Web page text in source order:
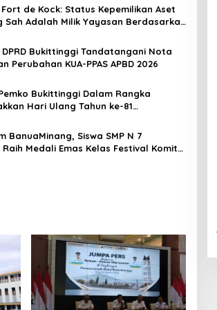
de Kock: Status Kepemilikan Aset
Sah Adalah Milik Yayasan Berdasarkan
DPRD Bukittinggi Tandatangani Nota
Perubahan KUA-PPAS APBD 2026
Bukittinggi Dalam Rangka
Hari Ulang Tahun ke-81
BanuaMinang, Siswa SMP N 7
Medali Emas Kelas Festival Komite